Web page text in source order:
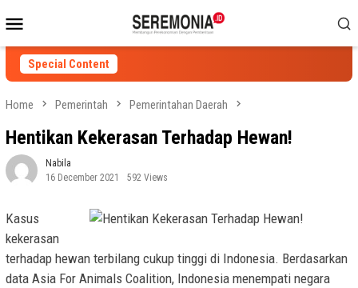
to
contentMenu
Special Content
Home Pemerintah Pemerintahan Daerah
Hentikan Kekerasan Terhadap Hewan!
Nabila
16 December 2021
592 Views
Kasus
kekerasan
terhadap hewan terbilang cukup tinggi di Indonesia. Berdasarkan
data Asia For Animals Coalition, Indonesia menempati negara